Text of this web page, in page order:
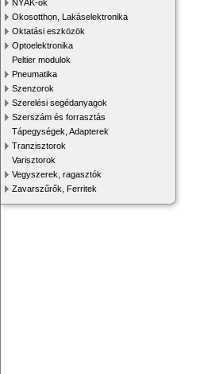
NYÁK-ok
Okosotthon, Lakáselektronika
Oktatási eszközök
Optoelektronika
Peltier modulok
Pneumatika
Szenzorok
Szerelési segédanyagok
Szerszám és forrasztás
Tápegységek, Adapterek
Tranzisztorok
Varisztorok
Vegyszerek, ragasztók
Zavarszűrők, Ferritek